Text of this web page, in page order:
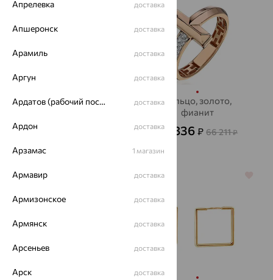
Кольцо, золото,
6 704
Кольцо, золото,
фианит
23 836₽ 66 211₽
64% 64%
Апрелевка доставка
Апшеронск доставка
Арамиль доставка
Аргун доставка
Ардатов (рабочий поселок) доставка
Ардон доставка
Арзамас 1 магазин
Армавир доставка
Армизонское доставка
Армянск доставка
Арсеньев доставка
Арск доставка